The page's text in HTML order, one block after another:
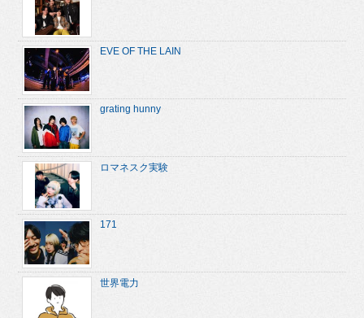
EVE OF THE LAIN
grating hunny
ロマネスク実験
171
世界電力